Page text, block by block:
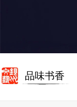
品味书香